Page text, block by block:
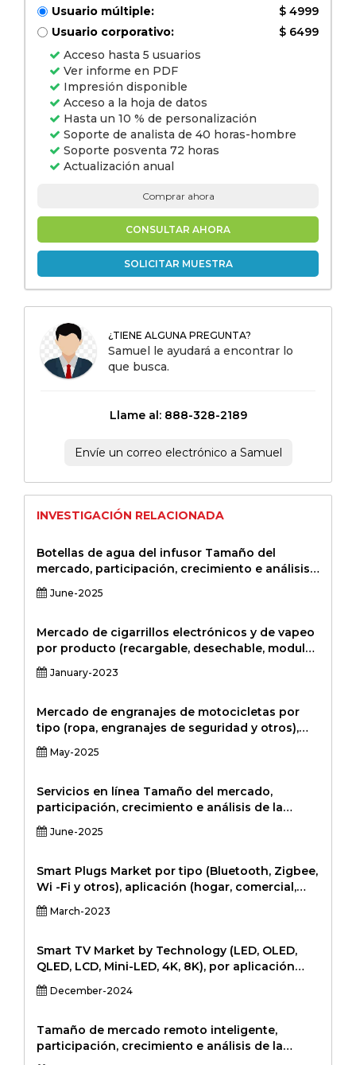
Usuario múltiple:
$ 4999
Usuario corporativo:
$ 6499
Acceso hasta 5 usuarios
Ver informe en PDF
Impresión disponible
Acceso a la hoja de datos
Hasta un 10 % de personalización
Soporte de analista de 40 horas-hombre
Soporte posventa 72 horas
Actualización anual
Comprar ahora
CONSULTAR AHORA
SOLICITAR MUESTRA
¿TIENE ALGUNA PREGUNTA?
Samuel le ayudará a encontrar lo
que busca.
Llame al: 888-328-2189
Envíe un correo electrónico a Samuel
INVESTIGACIÓN RELACIONADA
Botellas de agua del infusor Tamaño del
mercado, participación, crecimiento e análisis
de la industria, por tipo de producto (botellas
de plástico infusor, botellas de infusores de
inoxidable), por capacidad (menos de 500 ml,
500 ml-1 litro, por encima de 1 litro), por canal
(minoristas minoristas en línea, en línea, en
línea, instituciones de hyperkets/hypperkets,
2024-2031
June-2025
Mercado de cigarrillos electrónicos y de vapeo
por producto (recargable, desechable, modular,
modular y otros), canal de distribución (en
línea, tienda minorista y tienda especializada
(atomizador, mod de vape, cartomizer, e-liquid
y otros), y región, perspectiva de mercado,
inteligencia de mercado, análisis integral, datos
históricos, y forecast para 2023-2032222222.
January-2023
Mercado de engranajes de motocicletas por
tipo (ropa, engranajes de seguridad y otros),
canal de distribución (en línea y fuera de línea)
y región - perspectiva del mercado, inteligencia
pronóstico para 2023 - 2032
May-2025
Servicios en línea Tamaño del mercado,
participación, crecimiento e análisis de la
industria, por tipo de servicio (limpieza,
reparación y mantenimiento, paisajismo,
otros) por tipo de plataforma (aplicaciones
móviles basadas en la web) por usuario final
(residencial, comercial) y análisis regionales,
2024-2031
June-2025
Smart Plugs Market por tipo (Bluetooth, Zigbee,
Wi -Fi y otros), aplicación (hogar, comercial,
industrial) y región - perspectiva del mercado,
inteligencia de mercado, análisis integral, datos
March-2023
Smart TV Market by Technology (LED, OLED,
QLED, LCD, Mini-LED, 4K, 8K), por aplicación
(residencial, comercial, juegos), por usuario
final (consumidores, empresas, instituciones
December-2024
Tamaño de mercado remoto inteligente,
participación, crecimiento e análisis de la
industria, por tipo (control remoto inteligente